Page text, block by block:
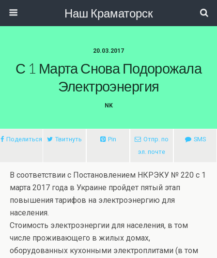
Наш Краматорск
20.03.2017
С 1 Марта Снова Подорожала
Электроэнергия
NK
Поделиться Твитнуть Pin
Отпр. по
эл. почте
SMS
В соответствии с Постановлением НКРЭКУ № 220 с 1
марта 2017 года в Украине пройдет пятый этап
повышения тарифов на электроэнергию для
населения.
Стоимость электроэнергии для населения, в том
числе проживающего в жилых домах,
оборудованных кухонными электроплитами (в том